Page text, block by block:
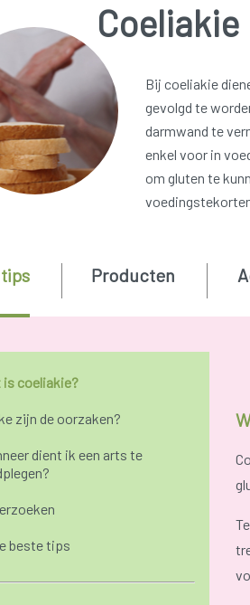
Coeliakie
Bij coeliakie
gevolgd te
darmwand te
enkel voor in
om gluten te
is coeliakie?
zijn de oorzaken?
dient ik een arts te
beste tips
Producten